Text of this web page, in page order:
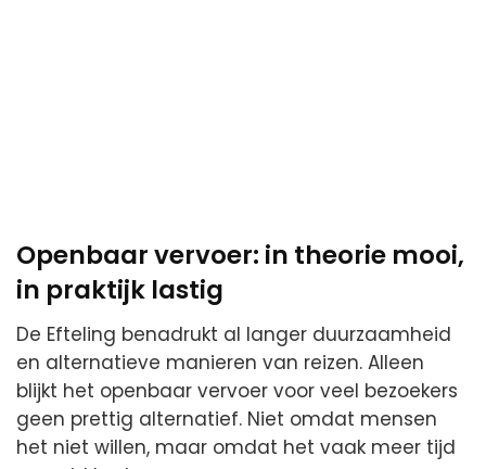
Openbaar vervoer: in theorie mooi,
in praktijk lastig
De Efteling benadrukt al langer duurzaamheid
en alternatieve manieren van reizen. Alleen
blijkt het openbaar vervoer voor veel bezoekers
geen prettig alternatief. Niet omdat mensen
het niet willen, maar omdat het vaak meer tijd